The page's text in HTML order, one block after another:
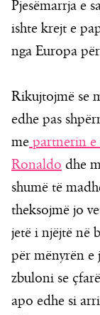
Pjesëmarrja e
ishte krejt e
nga Europa
Rikujtojmë se
edhe pas
me partnerin
Ronaldo dhe
shumë të
theksojmë jo
jetë i njëjtë në
për mënyrën e
zbuloni se
apo edhe si